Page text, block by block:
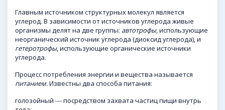
Главным источником структурных молекул является
углерод. В зависимости от источников углерода живые
организмы делят на две группы: автотрофы, использующие
неорганический источник углерода (диоксид углерода), и
гетеротрофы, использующие органические источники
углерода.
Процесс потребления энергии и вещества называется
питанием.Известны два способа питания:
голозойный ― посредством захвата частиц пищи внутрь